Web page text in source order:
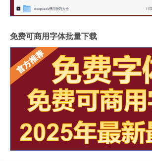
免费可商用字体批量下载